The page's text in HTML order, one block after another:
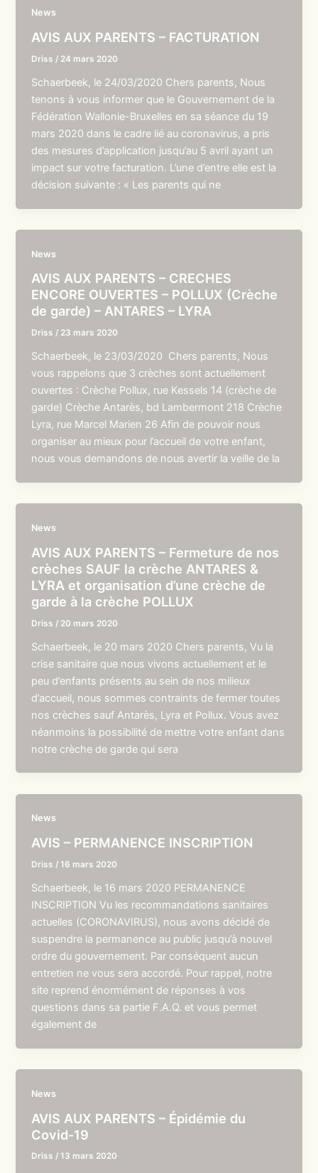
News
AVIS AUX PARENTS – FACTURATION
Driss / 24 mars 2020
Schaerbeek, le 24/03/2020 Chers parents, Nous
tenons à vous informer que le Gouvernement de la
Fédération Wallonie-Bruxelles en sa séance du 19
mars 2020 dans le cadre lié au coronavirus, a pris
des mesures d’application jusqu’au 5 avril ayant un
impact sur votre facturation. L’une d’entre elle est la
décision suivante : « Les parents qui ne
News
AVIS AUX PARENTS – CRECHES
ENCORE OUVERTES – POLLUX (Crèche
de garde) – ANTARES – LYRA
Driss / 23 mars 2020
Schaerbeek, le 23/03/2020 Chers parents, Nous
vous rappelons que 3 crèches sont actuellement
ouvertes : Crèche Pollux, rue Kessels 14 (crèche de
garde) Crèche Antarès, bd Lambermont 218 Crèche
Lyra, rue Marcel Marien 26 Afin de pouvoir nous
organiser au mieux pour l’accueil de votre enfant,
nous vous demandons de nous avertir la veille de la
News
AVIS AUX PARENTS – Fermeture de nos
crèches SAUF la crèche ANTARES &
LYRA et organisation d’une crèche de
garde à la crèche POLLUX
Driss / 20 mars 2020
Schaerbeek, le 20 mars 2020 Chers parents, Vu la
crise sanitaire que nous vivons actuellement et le
peu d’enfants présents au sein de nos milieux
d’accueil, nous sommes contraints de fermer toutes
nos crèches sauf Antarès, Lyra et Pollux. Vous avez
néanmoins la possibilité de mettre votre enfant dans
notre crèche de garde qui sera
News
AVIS – PERMANENCE INSCRIPTION
Driss /16 mars 2020
Schaerbeek, le 16 mars 2020 PERMANENCE
INSCRIPTION Vu les recommandations sanitaires
actuelles (CORONAVIRUS), nous avons décidé de
suspendre la permanence au public jusqu’à nouvel
ordre du gouvernement. Par conséquent aucun
entretien ne vous sera accordé. Pour rappel, notre
site reprend énormément de réponses à vos
questions dans sa partie F.A.Q. et vous permet
également de
News
AVIS AUX PARENTS – Épidémie du
Covid-19
Driss /13 mars 2020